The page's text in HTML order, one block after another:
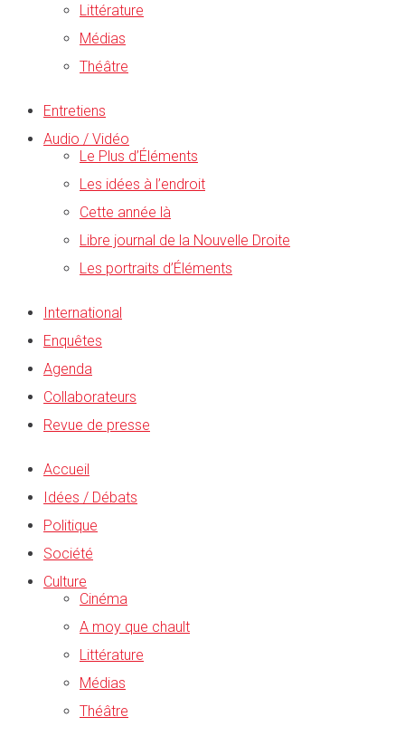
Littérature
Médias
Théâtre
Entretiens
Audio / Vidéo
Le Plus d’Éléments
Les idées à l’endroit
Cette année là
Libre journal de la Nouvelle Droite
Les portraits d’Éléments
International
Enquêtes
Agenda
Collaborateurs
Revue de presse
Accueil
Idées / Débats
Politique
Société
Culture
Cinéma
A moy que chault
Littérature
Médias
Théâtre